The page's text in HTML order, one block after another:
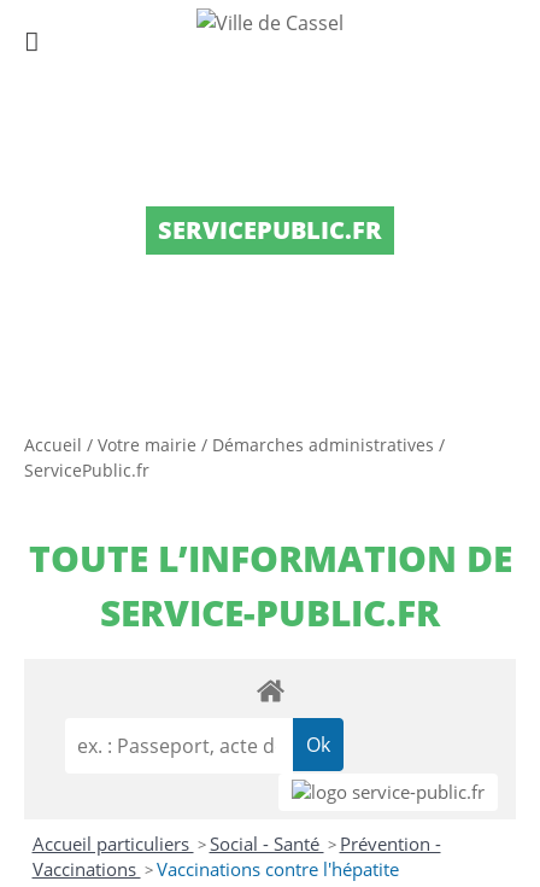
SERVICEPUBLIC.FR
Accueil / Votre mairie / Démarches administratives /
ServicePublic.fr
TOUTE L’INFORMATION DE
SERVICE-PUBLIC.FR
Accueil particuliers >Social - Santé > Prévention -
Vaccinations >Vaccinations contre l'hépatite